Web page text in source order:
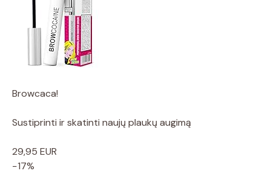
Browcaca!
Sustiprinti ir skatinti naujų plaukų augimą
29,95 EUR
−17%